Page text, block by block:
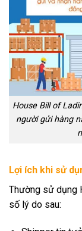
House Bill of
người gửi hàng
Lợi ích khi sử
Thường sử dụng
số lý do sau: